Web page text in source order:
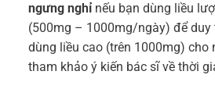
ngưng nghỉnếu bạn dùng liều
(500mg – 1000mg/ngày) để duy
dùng liều cao (trên 1000mg) cho
tham khảo ý kiến bác sĩ về thời